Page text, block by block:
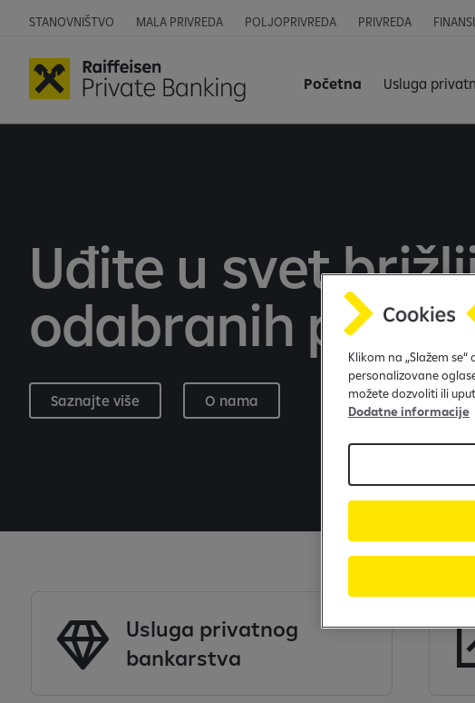
STANOVNIŠTVO MALA PRIVREDA POLJOPRIVREDA PRIVREDA
Početna Usluga
Uđite u svet
odabranih
Saznajte više O nama
Usluga privatnog
bankarstva
Klikom na „Slažem
personalizovane
možete dozvoliti ili
Dodatne informacije